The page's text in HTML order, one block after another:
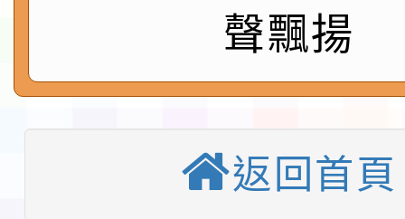
開 智慧啟航」
轉知國立東華大學辦理
共學行動站」第二階段
習海報及各區簡章
教育部校安中心白海豚
報
淨零綠領人才培育課程
檢送桃園市115學年度
聲飄揚
返回首頁